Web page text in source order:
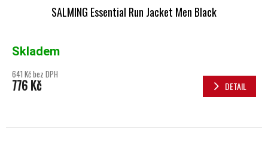
SALMING Essential Run Jacket Men Black
Skladem
641 Kč bez DPH
776 Kč DETAIL